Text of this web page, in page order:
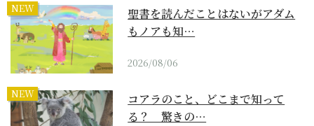
NEW
聖書を読んだことはないがアダム
もノアも知…
2026/08/06
NEW
コアラのこと、どこまで知って
る？ 驚きの…